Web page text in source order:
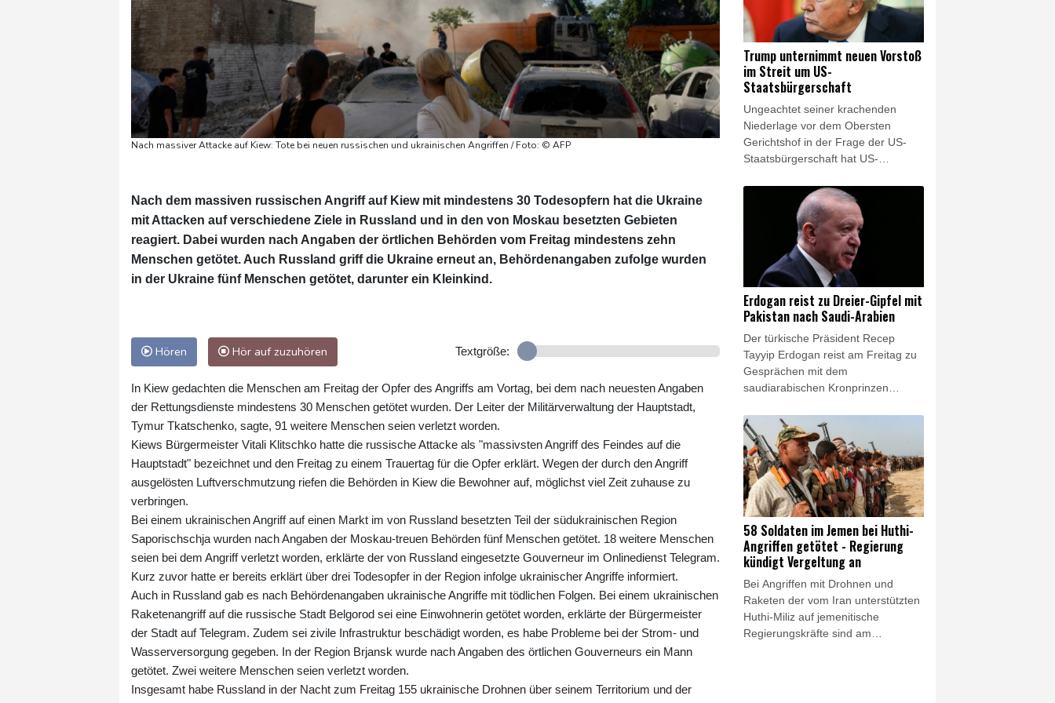
Nach massiver Attacke auf Kiew: Tote bei neuen russischen und ukrainischen Angriffen / Foto: © AFP
Nach dem massiven russischen Angriff auf Kiew mit mindestens 30 Todesopfern hat die Ukraine
mit Attacken auf verschiedene Ziele in Russland und in den von Moskau besetzten Gebieten
reagiert. Dabei wurden nach Angaben der örtlichen Behörden vom Freitag mindestens zehn
Menschen getötet. Auch Russland griff die Ukraine erneut an, Behördenangaben zufolge wurden
in der Ukraine fünf Menschen getötet, darunter ein Kleinkind.
Hören Hör auf zuzuhören Textgröße:
In Kiew gedachten die Menschen am Freitag der Opfer des Angriffs am Vortag, bei dem nach neuesten Angaben
der Rettungsdienste mindestens 30 Menschen getötet wurden. Der Leiter der Militärverwaltung der Hauptstadt,
Tymur Tkatschenko, sagte, 91 weitere Menschen seien verletzt worden.
Kiews Bürgermeister Vitali Klitschko hatte die russische Attacke als "massivsten Angriff des Feindes auf die
Hauptstadt" bezeichnet und den Freitag zu einem Trauertag für die Opfer erklärt. Wegen der durch den Angriff
ausgelösten Luftverschmutzung riefen die Behörden in Kiew die Bewohner auf, möglichst viel Zeit zuhause zu
verbringen.
Bei einem ukrainischen Angriff auf einen Markt im von Russland besetzten Teil der südukrainischen Region
Saporischschja wurden nach Angaben der Moskau-treuen Behörden fünf Menschen getötet. 18 weitere Menschen
seien bei dem Angriff verletzt worden, erklärte der von Russland eingesetzte Gouverneur im Onlinedienst Telegram.
Kurz zuvor hatte er bereits erklärt über drei Todesopfer in der Region infolge ukrainischer Angriffe informiert.
Auch in Russland gab es nach Behördenangaben ukrainische Angriffe mit tödlichen Folgen. Bei einem ukrainischen
Raketenangriff auf die russische Stadt Belgorod sei eine Einwohnerin getötet worden, erklärte der Bürgermeister
der Stadt auf Telegram. Zudem sei zivile Infrastruktur beschädigt worden, es habe Probleme bei der Strom- und
Wasserversorgung gegeben. In der Region Brjansk wurde nach Angaben des örtlichen Gouverneurs ein Mann
getötet. Zwei weitere Menschen seien verletzt worden.
Insgesamt habe Russland in der Nacht zum Freitag 155 ukrainische Drohnen über seinem Territorium und der
Die bisher zu Leipzig vorliegenden
Erkenntnisse "bestätigen die
Dringlichkeit, auf die Bedrohung
ziviler Infrastruktur durch Drohnen
schnell neue Antworten zu finden",
sagte er dem Redaktionsnetzwerk
Deutschland (Freitagsausgaben).
"Wir brauchen eine zentrale
Zuständigkeit statt einer Vielzahl
föderaler Luftsicherheitsbehörden."
Trump unternimmt neuen Vorstoß
im Streit um US-
Staatsbürgerschaft
Ungeachtet seiner krachenden
Niederlage vor dem Obersten
Gerichtshof in der Frage der US-
Staatsbürgerschaft hat US-
Streit einen weiteren Vorstoß
unternommen. Er unterzeichnete
am Donnerstag ein Dekret, mit dem
der sogenannte "Geburtstourismus"
verhindert werden soll. Seinen
Angaben zufolge kommen
unzählige ausländische Frauen als
Touristinnen "getarnt" bewusst zum
Entbinden in die USA, damit ihr Kind
die US-Staatsbürgerschaft erhält.
Dies werde nun nicht mehr möglich
sein.
Erdogan reist zu Dreier-Gipfel mit
Pakistan nach Saudi-Arabien
Der türkische Präsident Recep
Tayyip Erdogan reist am Freitag zu
Gesprächen mit dem
saudiarabischen Kronprinzen
pakistanischen Regierungschef
Shebaz Sharif nach Saudi-Arabien.
Bei dem eintägigen Arbeitsbesuch
werde Erdogan mit beiden
Regierungschefs zusammentreffen,
teilte der Kommunikationsdirektor
des türkischen Präsidentenamts,
Burhanettin Duran, am
Donnerstagabend im Onlinedienst X
mit. Riad bestätigte ein Gipfeltreffen
in Dschiddah am Freitag.
58 Soldaten im Jemen bei Huthi-
Angriffen getötet - Regierung
kündigt Vergeltung an
Bei Angriffen mit Drohnen und
Raketen der vom Iran unterstützten
Huthi-Miliz auf jemenitische
Regierungskräfte sind am